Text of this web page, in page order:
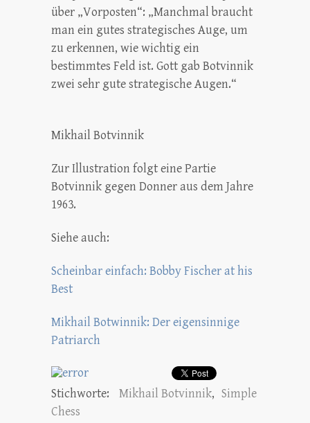
über „Vorposten“: „Manchmal braucht
man ein gutes strategisches Auge, um
zu erkennen, wie wichtig ein
bestimmtes Feld ist. Gott gab Botvinnik
zwei sehr gute strategische Augen.“
Mikhail Botvinnik
Zur Illustration folgt eine Partie
Botvinnik gegen Donner aus dem Jahre
1963.
Siehe auch:
Scheinbar einfach: Bobby Fischer at his
Best
Mikhail Botwinnik: Der eigensinnige
Patriarch
Stichworte: Mikhail Botvinnik, Simple
Chess